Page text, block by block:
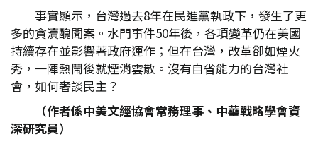
事實顯示，台灣過去8年在民進黨執政下，發生了更
多的貪瀆醜聞案。水門事件50年後，各項變革仍在美國
持續存在並影響著政府運作；但在台灣，改革卻如煙火
秀，一陣熱鬧後就煙消雲散。沒有自省能力的台灣社
會，如何奢談民主？
（作者係中美文經協會常務理事、中華戰略學會資
深研究員）